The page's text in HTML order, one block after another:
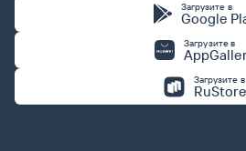
Загрузите в
Google
Загрузите в
Загрузите в
RuStore